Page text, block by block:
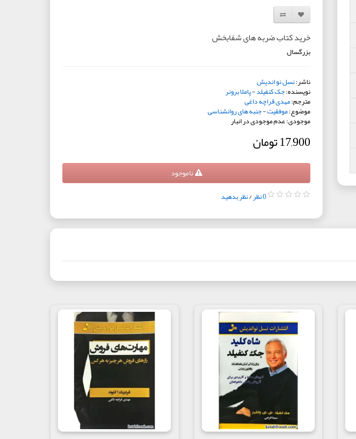
افزودن به لیست دلخواه
مقایسه این محصول
خرید کتاب ضربه های شفابخش
بزرگسال
ناشر:نسل نو اندیش
نویسنده:جک کنفیلد-پاملا برونر
مترجم:مهدی قراچه داغی
موضوع:موفقیت-جنبه های روانشناسی
موجودی: عدم موجودی در انبار
17,900 تومان
ناموجود
0 نظر /نظر بدهید